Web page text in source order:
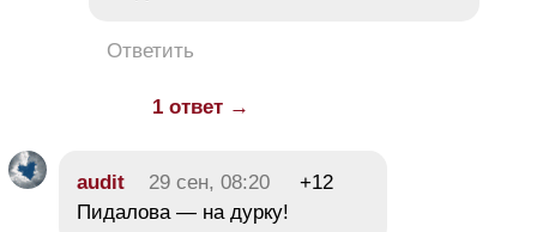
Ответить
1 ответ →
audit 29 сен, 08:20
+12
Пидалова — на дурку!